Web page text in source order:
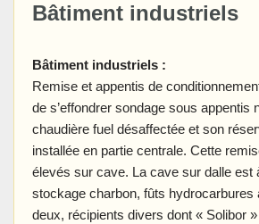
Bâtiment industriels
Bâtiment industriels :
Remise et appentis de
de s’effondrer sondage sous appentis
chaudière fuel désaffectée et son
installée en partie centrale. Cette
élevés sur cave. La cave sur dalle est
stockage charbon, fûts hydrocarbures
deux, récipients divers dont « Solibor